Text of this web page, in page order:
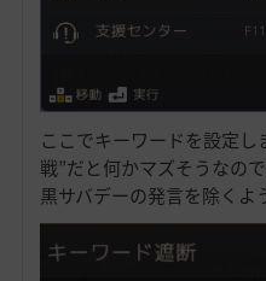
ここでキーワードを設定
戦”だと何かマズそうなの
黒サバデーの発言を除くよ